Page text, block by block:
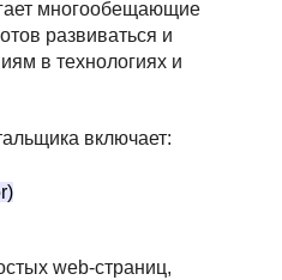
многообещающие
развиваться и
в технологиях и
включает:
web-страниц,